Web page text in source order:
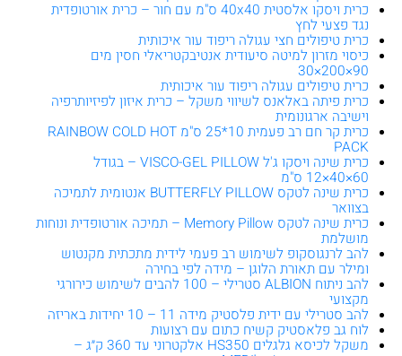
כרית ויסקו אלסטית 40x40 ס"מ עם חור – כרית אורטופדית
נגד פצעי לחץ
כרית טיפולים חצי עגולה ריפוד עור איכותית
כיסוי מזרון למיטה סיעודית אנטיבקטריאלי חסין מים
90×200×30
כרית טיפולים עגולה ריפוד עור איכותית
כרית פיתה באלאנס לשיווי משקל – כרית איזון לפיזיותרפיה
וישיבה ארגונומית
כרית קר חם רב פעמית 10*25 ס"מ RAINBOW COLD HOT
PACK
כרית שינה ויסקו ג'ל VISCO-GEL PILLOW – בגודל
60×40×12 ס"מ
כרית שינה לטקס BUTTERFLY PILLOW אנטומית לתמיכה
בצוואר
כרית שינה לטקס Memory Pillow – תמיכה אורטופדית ונוחות
מושלמת
להב לרנגוסקופ לשימוש רב פעמי לידית מתכתית מקנטוש
ומילר עם תאורת הלוגן – מידה לפי בחירה
להב ניתוח ALBION סטרילי – 100 להבים לשימוש כירורגי
מקצועי
להב סטרילי עם ידית פלסטיק מידה 11 – 10 יחידות באריזה
לוח גב פלאסטיק קשיח כתום עם רצועות
משקל לכיסא גלגלים HS350 אלקטרוני עד 360 ק״ג –